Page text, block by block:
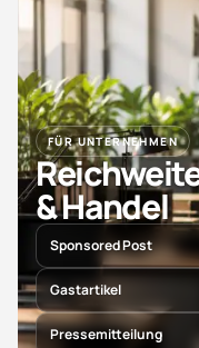
FÜR UNTERNEHMEN
& Handel
Sponsored Post
Gastartikel
Pressemitteilung